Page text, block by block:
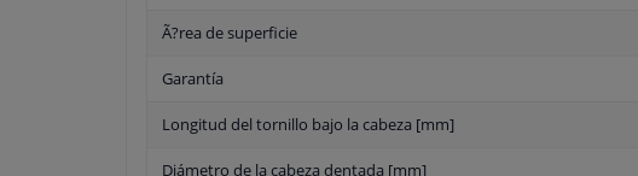
Ã?rea de superficie
Garantía
Longitud del tornillo bajo la cabeza [mm]
Diámetro de la cabeza dentada [mm]